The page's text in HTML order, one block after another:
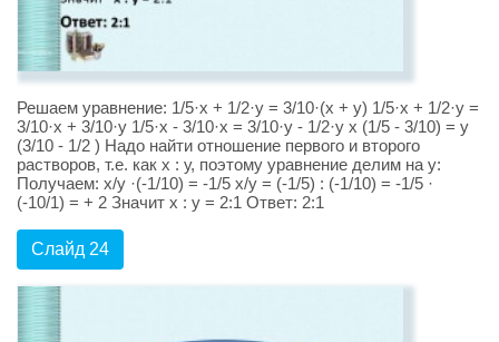
Решаем уравнение: 1/5·х + 1/2·у = 3/10·(х + у) 1/5·х + 1/2·у =
3/10·х + 3/10·у 1/5·х - 3/10·х = 3/10·у - 1/2·у х (1/5 - 3/10) = у
(3/10 - 1/2 ) Надо найти отношение первого и второго
растворов, т.е. как х : у, поэтому уравнение делим на у:
Получаем: х/у ·(-1/10) = -1/5 х/у = (-1/5) : (-1/10) = -1/5 ·
(-10/1) = + 2 Значит х : у = 2:1 Ответ: 2:1
Слайд 24